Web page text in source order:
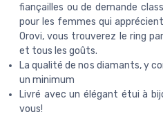
fiançailles ou de demande
pour les femmes qui
Orovi, vous trouverez le ring
et tous les goûts.
La qualité de nos diamants, y
un minimum
Livré avec un élégant étui à
vous!